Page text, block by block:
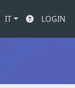
IT LOGIN